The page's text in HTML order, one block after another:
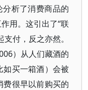
分析了消费商品的
用。这引出了“联
付，反之亦然。
）从人们藏酒的
买一箱酒）会被
很早以前购买的